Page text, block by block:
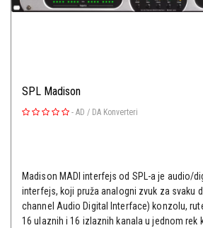
SPL Madison
- AD / DA Konverteri
Madison MADI interfejs od SPL-a je audio/
interfejs, koji pruža analogni zvuk za svaku
channel Audio Digital Interface) konzolu,
16 ulaznih i 16 izlaznih kanala u jednom rek